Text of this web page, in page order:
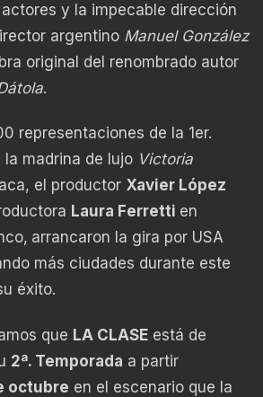
y la impecable dirección
argentino Manuel González
original del renombrado autor
.
representaciones de la 1er.
madrina de lujo Victoria
el productor Xavier López
Laura Ferretti en
arrancaron la gira por USA
más ciudades durante este
éxito.
que LA CLASE está de
2ª. Temporada a partir
octubre en el escenario que la